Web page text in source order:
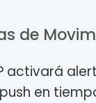
de
activará
en